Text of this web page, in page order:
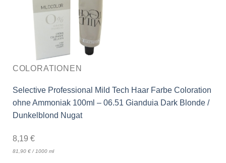
COLORATIONEN
Selective Professional Mild Tech Haar Farbe Coloration
ohne Ammoniak 100ml – 06.51 Gianduia Dark Blonde /
Dunkelblond Nugat
8,19 €
81,90 €/ 1000 ml